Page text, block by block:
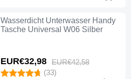
Wasserdicht Unterwasser Handy
Tasche Universal W06 Silber
EUR€32,98 EUR€42,58
(33)